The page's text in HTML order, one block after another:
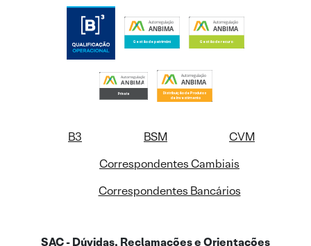
B3 BSM
CVM
Correspondentes Cambiais
Correspondentes Bancários
SAC - Dúvidas, Reclamações e Orientações